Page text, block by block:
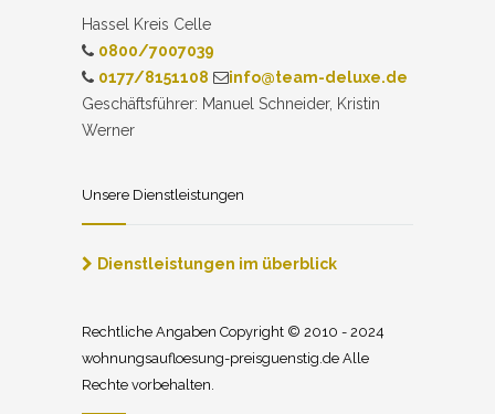
Hassel Kreis Celle
0800/7007039
0177/8151108
info@team-deluxe.de
Geschäftsführer: Manuel Schneider, Kristin
Werner
Unsere Dienstleistungen
Dienstleistungen im überblick
Rechtliche Angaben Copyright © 2010 - 2024
wohnungsaufloesung-preisguenstig.de Alle
Rechte vorbehalten.